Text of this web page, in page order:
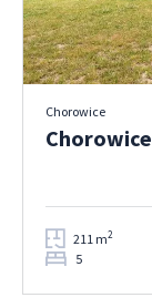
Chorowice
Chorowice
211 m2
5